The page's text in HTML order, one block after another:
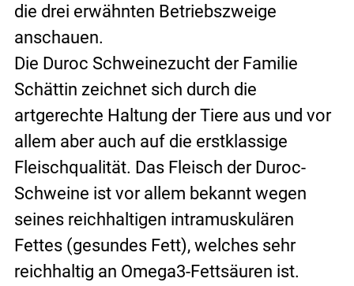
die drei erwähnten Betriebszweige
anschauen.
Die Duroc Schweinezucht der Familie
Schättin zeichnet sich durch die
artgerechte Haltung der Tiere aus und vor
allem aber auch auf die erstklassige
Fleischqualität. Das Fleisch der Duroc-
Schweine ist vor allem bekannt wegen
seines reichhaltigen intramuskulären
Fettes (gesundes Fett), welches sehr
reichhaltig an Omega3-Fettsäuren ist.